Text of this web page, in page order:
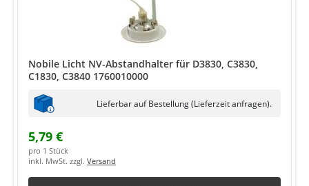
Nobile Licht NV-Abstandhalter für D3830, C3830,
C1830, C3840 1760010000
Lieferbar auf Bestellung (Lieferzeit anfragen).
5,79 €
pro 1 Stück
inkl. MwSt. zzgl. Versand